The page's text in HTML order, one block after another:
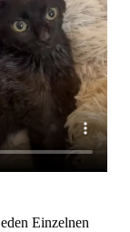
Einzelnen